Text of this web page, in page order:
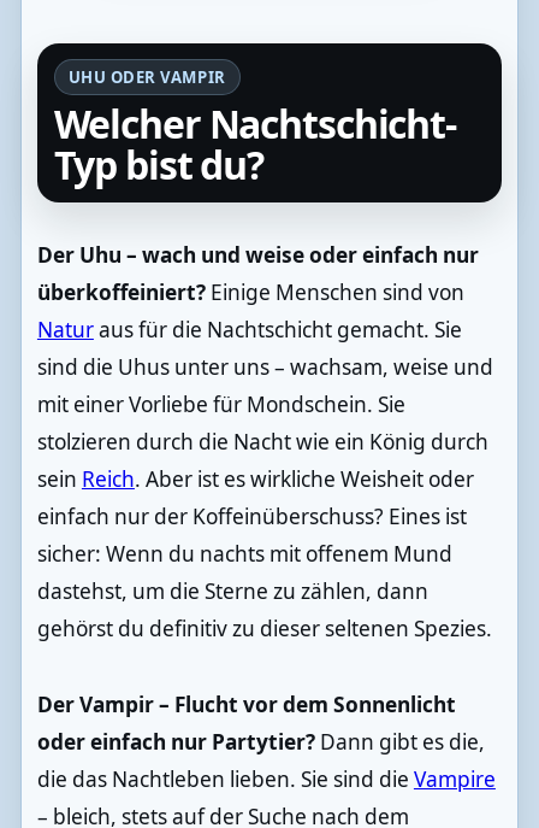
UHU ODER VAMPIR
Welcher Nachtschicht-
Typ bist du?
Der Uhu – wach und weise oder einfach nur
überkoffeiniert?Einige Menschen sind von
Naturaus für die Nachtschicht gemacht. Sie
sind die Uhus unter uns – wachsam, weise und
mit einer Vorliebe für Mondschein. Sie
stolzieren durch die Nacht wie ein König durch
sein Reich. Aber ist es wirkliche Weisheit oder
einfach nur der Koffeinüberschuss? Eines ist
sicher: Wenn du nachts mit offenem Mund
dastehst, um die Sterne zu zählen, dann
gehörst du definitiv zu dieser seltenen Spezies.
Der Vampir – Flucht vor dem Sonnenlicht
oder einfach nur Partytier?Dann gibt es die,
die das Nachtleben lieben. Sie sind die Vampire
– bleich, stets auf der Suche nach dem